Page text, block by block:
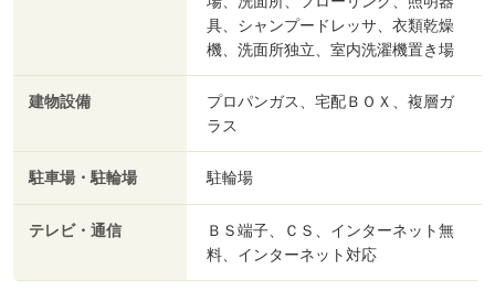
具、シャンプードレッサ、衣類乾燥
機、洗面所独立、室内洗濯機置き場
建物設備
プロパンガス、宅配ＢＯＸ、複層ガ
ラス
駐車場・駐輪場 駐輪場
テレビ・通信
ＢＳ端子、ＣＳ、インターネット無
料、インターネット対応